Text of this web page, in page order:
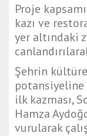
Proje
kazı ve
yer altındaki
Şehrin
potansiyeline
ilk kazması,
Hamza
vurularak